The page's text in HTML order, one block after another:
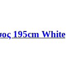
195cm White